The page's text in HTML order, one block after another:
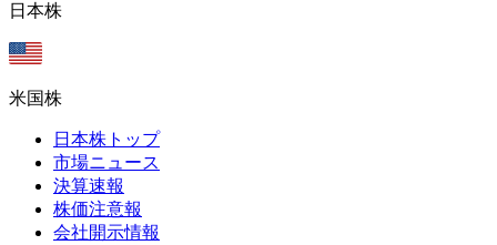
日本株
米国株
日本株トップ
市場ニュース
決算速報
株価注意報
会社開示情報